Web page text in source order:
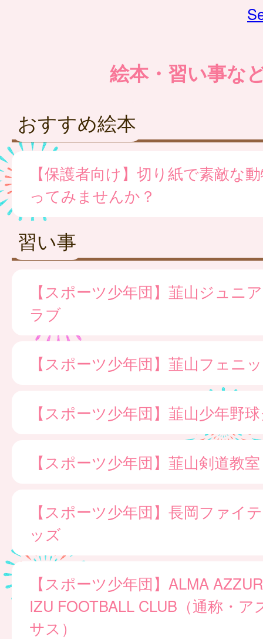
絵本・習い事な
おすすめ絵本
【保護者向け】切り紙で素敵な
ってみませんか？
習い事
【スポーツ少年団】韮山ジュニ
ラブ
【スポーツ少年団】韮山フェニ
【スポーツ少年団】韮山少年野
【スポーツ少年団】韮山剣道教室
【スポーツ少年団】長岡ファイ
ッズ
【スポーツ少年団】ALMA
IZU FOOTBALL CLUB（通称・
サス）